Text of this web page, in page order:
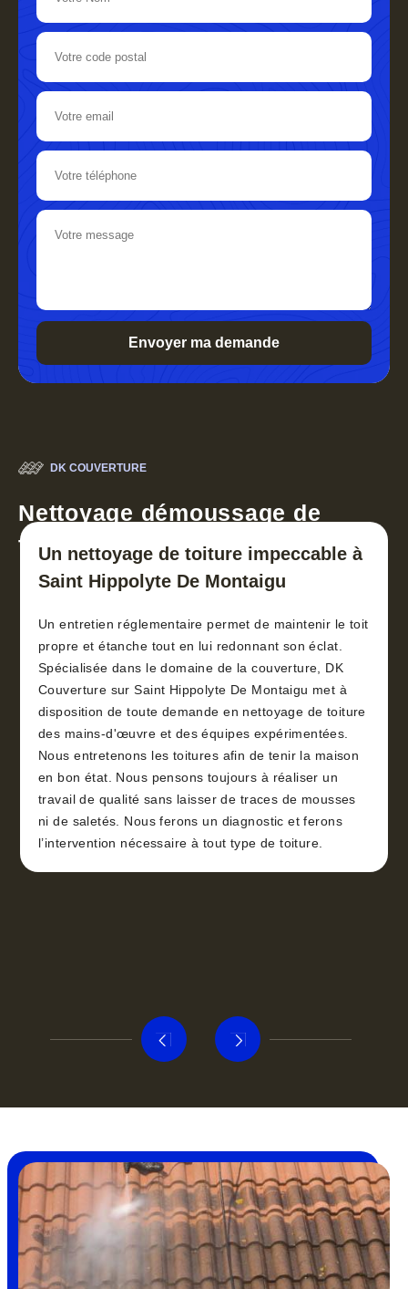
DK COUVERTURE
Nettoyage démoussage de
toiture 30
Un nettoyage de toiture impeccable à
Saint Hippolyte De Montaigu
Un entretien réglementaire permet de maintenir le toit
propre et étanche tout en lui redonnant son éclat.
Spécialisée dans le domaine de la couverture, DK
Couverture sur Saint Hippolyte De Montaigu met à
disposition de toute demande en nettoyage de toiture
des mains-d'œuvre et des équipes expérimentées.
Nous entretenons les toitures afin de tenir la maison
en bon état. Nous pensons toujours à réaliser un
travail de qualité sans laisser de traces de mousses
ni de saletés. Nous ferons un diagnostic et ferons
l’intervention nécessaire à tout type de toiture.